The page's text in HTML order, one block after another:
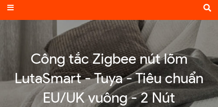
Công tắc Zigbee nút lõm
LutaSmart - Tuya - Tiêu chuẩn
EU/UK vuông - 2 Nút